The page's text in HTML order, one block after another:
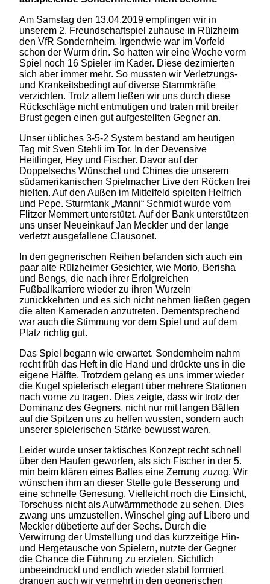
Am Samstag den 13.04.2019 empfingen wir in
unserem 2. Freundschaftspiel zuhause in Rülzheim
den VfR Sondernheim. Irgendwie war im Vorfeld
schon der Wurm drin. So hatten wir eine Woche vorm
Spiel noch 16 Spieler im Kader. Diese dezimierten
sich aber immer mehr. So mussten wir Verletzungs-
und Krankeitsbedingt auf diverse Stammkräfte
verzichten. Trotz allem ließen wir uns durch diese
Rückschläge nicht entmutigen und traten mit breiter
Brust gegen einen gut aufgestellten Gegner an.
Unser übliches 3-5-2 System bestand am heutigen
Tag mit Sven Stehli im Tor. In der Devensive
Heitlinger, Hey und Fischer. Davor auf der
Doppelsechs Wünschel und Chines die unserem
südamerikanischen Spielmacher Live den Rücken frei
hielten. Auf den Außen im Mittelfeld spielten Helfrich
und Pepe. Sturmtank „Manni“ Schmidt wurde vom
Flitzer Memmert unterstützt. Auf der Bank unterstützen
uns unser Neueinkauf Jan Meckler und der lange
verletzt ausgefallene Clausonet.
In den gegnerischen Reihen befanden sich auch ein
paar alte Rülzheimer Gesichter, wie Morio, Berisha
und Bengs, die nach ihrer Erfolgreichen
Fußballkarriere wieder zu ihren Wurzeln
zurückkehrten und es sich nicht nehmen ließen gegen
die alten Kameraden anzutreten. Dementsprechend
war auch die Stimmung vor dem Spiel und auf dem
Platz richtig gut.
Das Spiel begann wie erwartet. Sondernheim nahm
recht früh das Heft in die Hand und drückte uns in die
eigene Hälfte. Trotzdem gelang es uns immer wieder
die Kugel spielerisch elegant über mehrere Stationen
nach vorne zu tragen. Dies zeigte, dass wir trotz der
Dominanz des Gegners, nicht nur mit langen Bällen
auf die Spitzen uns zu helfen wussten, sondern auch
unserer spielerischen Stärke bewusst waren.
Leider wurde unser taktisches Konzept recht schnell
über den Haufen geworfen, als sich Fischer in der 5.
min beim klären eines Balles eine Zerrung zuzog. Wir
wünschen ihm an dieser Stelle gute Besserung und
eine schnelle Genesung. Vielleicht noch die Einsicht,
Torschuss nicht als Aufwärmmethode zu sehen. Dies
zwang uns umzustellen. Winschel ging auf Libero und
Meckler dübetierte auf der Sechs. Durch die
Verwirrung der Umstellung und das kurzzeitige Hin-
und Hergetausche von Spielern, nutzte der Gegner
die Chance die Führung zu erzielen. Sichtlich
unbeeindruckt und endlich wieder stabil formiert
drangen auch wir vermehrt in den gegnerischen